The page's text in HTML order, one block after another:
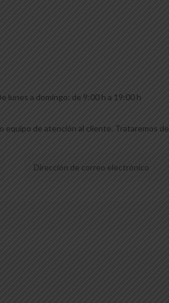
lunes a domingo: de 9:00 h a 19:00 h
de atención al cliente. Trataremos